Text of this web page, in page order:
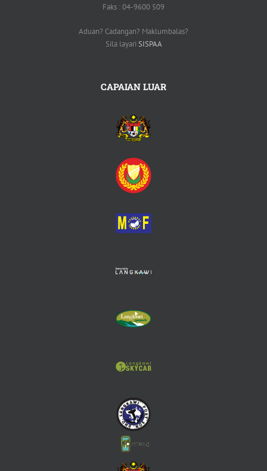
Faks : 04-9600 509
Aduan? Cadangan? Maklumbalas?
Sila layari SISPAA
CAPAIAN LUAR